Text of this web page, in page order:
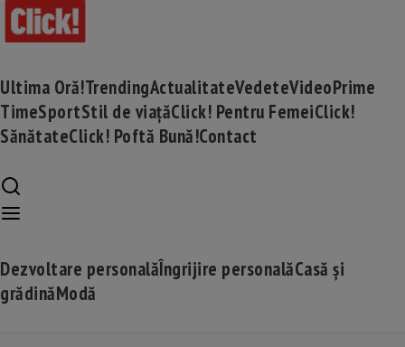
Ultima Oră!TrendingActualitateVedeteVideoPrime
TimeSportStil de viațăClick! Pentru FemeiClick!
SănătateClick! Poftă Bună!Contact
Dezvoltare personalăÎngrijire personalăCasă și
grădinăModă